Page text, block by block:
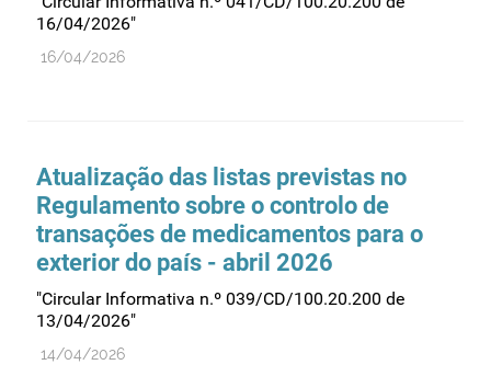
Dispositivos médicos
Distribuição
Estrutura e organização
Exercício farmacêutico
Exportação
Fabricantes
Fabrico
Farmacovigilância
16/04/2026"
16/04/2026
Atualização das listas previstas no
Regulamento sobre o controlo de
transações de medicamentos para o
exterior do país - abril 2026
"Circular Informativa n.º 039/CD/100.20.200 de
13/04/2026"
14/04/2026